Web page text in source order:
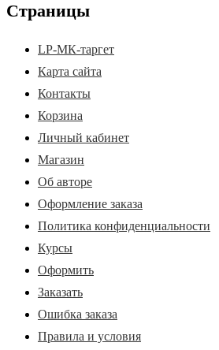
Страницы
LP-МК-таргет
Карта сайта
Контакты
Корзина
Личный кабинет
Магазин
Об авторе
Оформление заказа
Политика конфиденциальности
Курсы
Оформить
Заказать
Ошибка заказа
Правила и условия